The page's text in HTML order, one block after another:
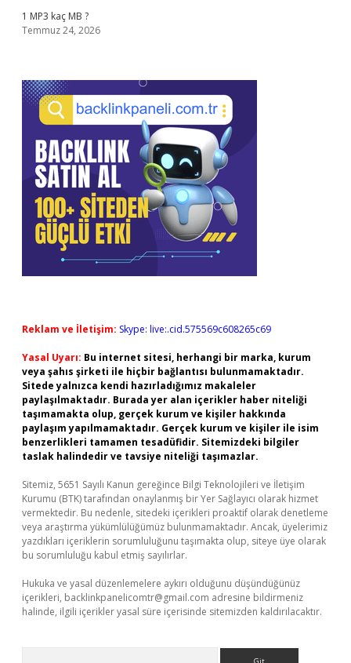
1 MP3 kaç MB ?
Temmuz 24, 2026
Reklam ve İletişim: Skype: live:.cid.575569c608265c69
Yasal Uyarı: Bu internet sitesi, herhangi bir marka, kurum
veya şahıs şirketi ile hiçbir bağlantısı bulunmamaktadır.
Sitede yalnızca kendi hazırladığımız makaleler
paylaşılmaktadır. Burada yer alan içerikler haber niteliği
taşımamakta olup, gerçek kurum ve kişiler hakkında
paylaşım yapılmamaktadır. Gerçek kurum ve kişiler ile isim
benzerlikleri tamamen tesadüfidir. Sitemizdeki bilgiler
taslak halindedir ve tavsiye niteliği taşımazlar.
Sitemiz, 5651 Sayılı Kanun gereğince Bilgi Teknolojileri ve İletişim
Kurumu (BTK) tarafından onaylanmış bir Yer Sağlayıcı olarak hizmet
vermektedir. Bu nedenle, sitedeki içerikleri proaktif olarak denetleme
veya araştırma yükümlülüğümüz bulunmamaktadır. Ancak, üyelerimiz
yazdıkları içeriklerin sorumluluğunu taşımakta olup, siteye üye olarak
bu sorumluluğu kabul etmiş sayılırlar.
Hukuka ve yasal düzenlemelere aykırı olduğunu düşündüğünüz
içerikleri, backlinkpanelicomtr@gmail.com adresine bildirmeniz
halinde, ilgili içerikler yasal süre içerisinde sitemizden kaldırılacaktır.